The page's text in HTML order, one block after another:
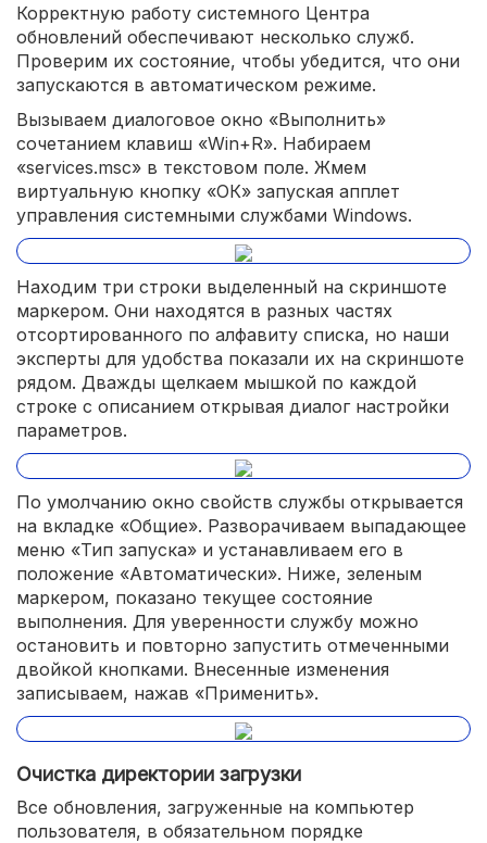
Корректную работу системного Центра
обновлений обеспечивают несколько служб.
Проверим их состояние, чтобы убедится, что они
запускаются в автоматическом режиме.
Вызываем диалоговое окно «Выполнить»
сочетанием клавиш «Win+R». Набираем
«services.msc» в текстовом поле. Жмем
виртуальную кнопку «ОК» запуская апплет
управления системными службами Windows.
Находим три строки выделенный на скриншоте
маркером. Они находятся в разных частях
отсортированного по алфавиту списка, но наши
эксперты для удобства показали их на скриншоте
рядом. Дважды щелкаем мышкой по каждой
строке с описанием открывая диалог настройки
параметров.
По умолчанию окно свойств службы открывается
на вкладке «Общие». Разворачиваем выпадающее
меню «Тип запуска» и устанавливаем его в
положение «Автоматически». Ниже, зеленым
маркером, показано текущее состояние
выполнения. Для уверенности службу можно
остановить и повторно запустить отмеченными
двойкой кнопками. Внесенные изменения
записываем, нажав «Применить».
Очистка директории загрузки
Все обновления, загруженные на компьютер
пользователя, в обязательном порядке